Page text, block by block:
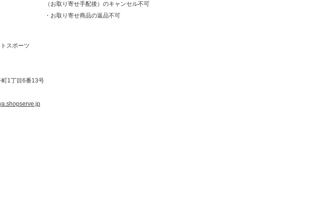
（お取り寄せ手配後）のキャンセル不可
・お取り寄せ商品の返品不可
スポーツ
1丁目6番13号